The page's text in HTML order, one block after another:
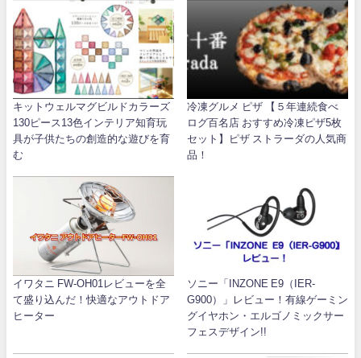
キットウェルマグビルドカラーズ
130ピース13色インテリア知育玩
具が子供たちの創造的な遊びを育
む
冷凍グルメ ピザ 【５年連続食べ
ログ百名店 おすすめ冷凍ピザ5枚
セット】ピザ ストラーダの人気商
品！
イワタニ FW-OH01レビューを全
て盛り込んだ！快適なアウトドア
ヒーター
ソニー「INZONE E9（IER-
G900）」レビュー！有線ゲーミン
グイヤホン・エルゴノミックサー
フェスデザイン!!